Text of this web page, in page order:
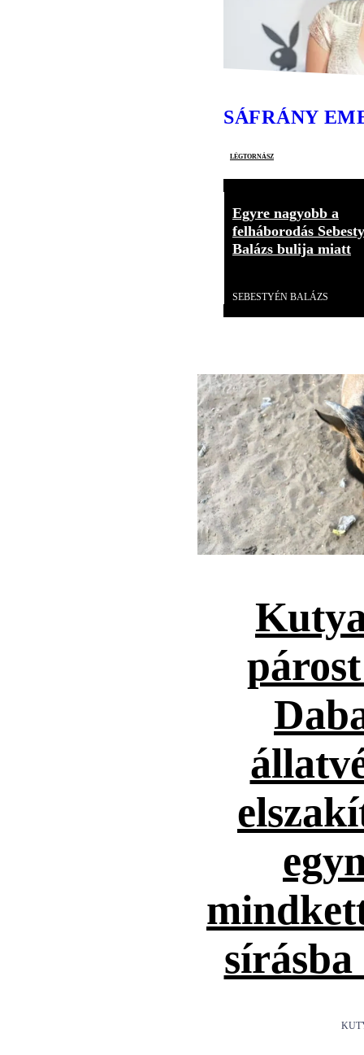
SÁFRÁNY
légtornász
Egyre nagyobb a
felháborodás
Balázs bulija miatt
SEBESTYÉN BALÁZS
sírásba